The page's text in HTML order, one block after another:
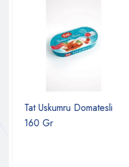
Tat Uskumru Domatesli
160 Gr